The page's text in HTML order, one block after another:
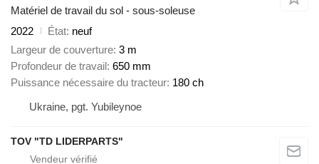
Matériel de travail du sol - sous-soleuse
2022
État neuf
Largeur de couverture 3 m
Profondeur de travail 650 mm
Puissance nécessaire du tracteur 180 ch
Ukraine, pgt. Yubileynoe
TOV "TD LIDERPARTS"